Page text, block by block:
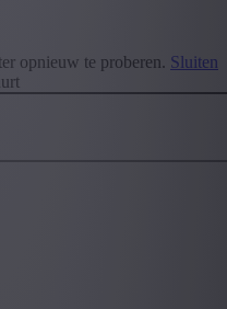
opnieuw te proberen. Sluiten